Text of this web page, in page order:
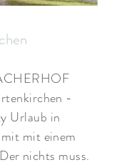
-
Urlaub in
mit einem
nichts muss.